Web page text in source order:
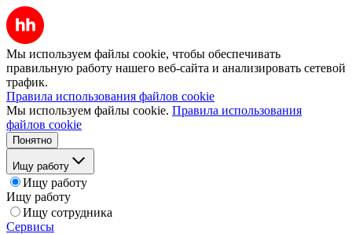
Мы используем файлы cookie, чтобы обеспечивать
правильную работу нашего веб-сайта и анализировать сетевой
трафик.
Правила использования файлов cookie
Мы используем файлы cookie. Правила использования
файлов cookie
Понятно
Ищу работу
Ищу работу
Ищу работу
Ищу сотрудника
Сервисы